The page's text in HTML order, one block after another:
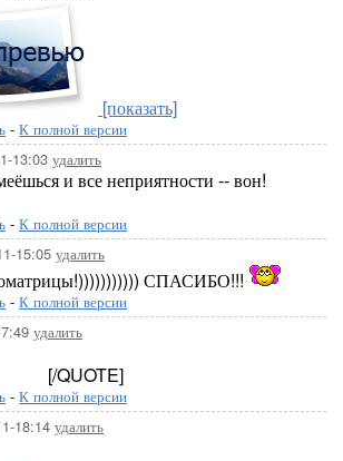
[показать]
- К полной версии
13:03 удалить
и все неприятности -- вон!
- К полной версии
15:05 удалить
СПАСИБО!!!
- К полной версии
удалить
Класс!
- К полной версии
18:14 удалить